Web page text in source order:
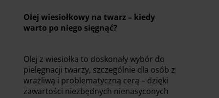
Olej wiesiołkowy na twarz – kiedy
warto po niego sięgnąć?
Olej z wiesiołka to doskonały wybór do
pielęgnacji twarzy, szczególnie dla osób z
wrażliwą i problematyczną cerą – dzięki
zawartości niezbędnych nienasyconych